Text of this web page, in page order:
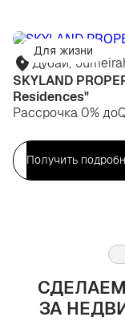
Для жизни
Дубай,
SKYLAND
Residences"
Рассрочка 0% до
Получить
ЗА